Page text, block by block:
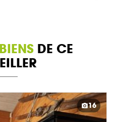
DE CE
16